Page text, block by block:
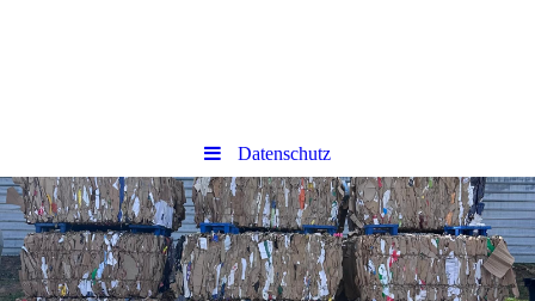
Datenschutz